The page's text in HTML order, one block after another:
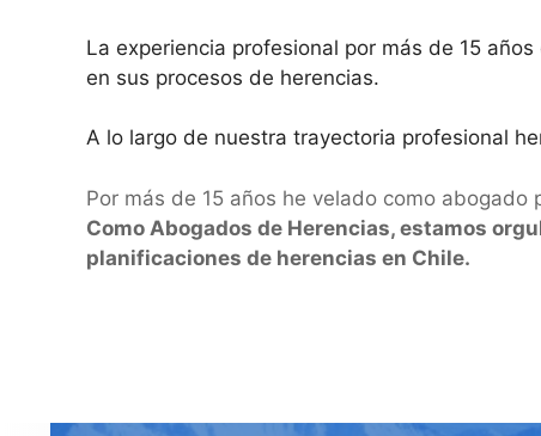
La experiencia profesional por más de 15
en sus procesos de herencias.
A lo largo de nuestra trayectoria profesional
Por más de 15 años he velado como
Como Abogados de Herencias, estamos
planificaciones de herencias en Chile.